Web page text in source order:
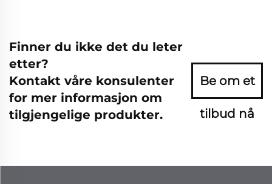
Finner du ikke det du leter
etter?
Kontakt våre konsulenter
for mer informasjon om
tilgjengelige produkter.
Be om et
tilbud nå